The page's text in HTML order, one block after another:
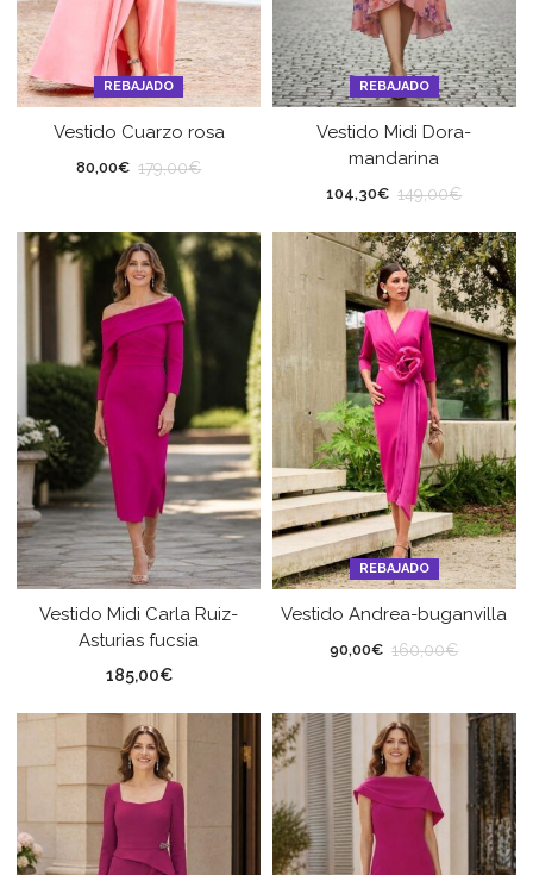
REBAJADO
Vestido Cuarzo rosa
80,00€ 179,00€
REBAJADO
Vestido Midi Dora-
mandarina
104,30€ 149,00€
Vestido Midi Carla Ruiz-
Asturias fucsia
185,00€
REBAJADO
Vestido Andrea-buganvilla
90,00€ 160,00€